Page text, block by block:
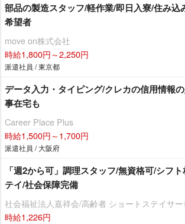
部品の製造スタッフ/軽作業/即日入寮/住み込
希望者
move on株式会社
時給1,800円～2,250円
派遣社員 / 東京都
データ入力・タイピング/クレカの信用情報
事在宅も
Career Place Plus
時給1,500円～1,700円
派遣社員 / 大阪府
「週2から可」調理スタッフ/無資格可/シフ
テイ/社会保障完備
社会福祉法人嘉祥会/高齢者 ショートステイサ
時給1,226円